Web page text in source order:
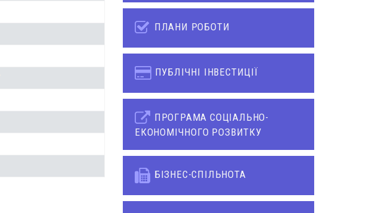
ПЛАНИ РОБОТИ
ПУБЛІЧНІ ІНВЕСТИЦІЇ
ПРОГРАМА СОЦІАЛЬНО-
ЕКОНОМІЧНОГО РОЗВИТКУ
БІЗНЕС-СПІЛЬНОТА